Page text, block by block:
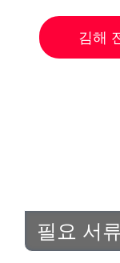
김해
필요 서류